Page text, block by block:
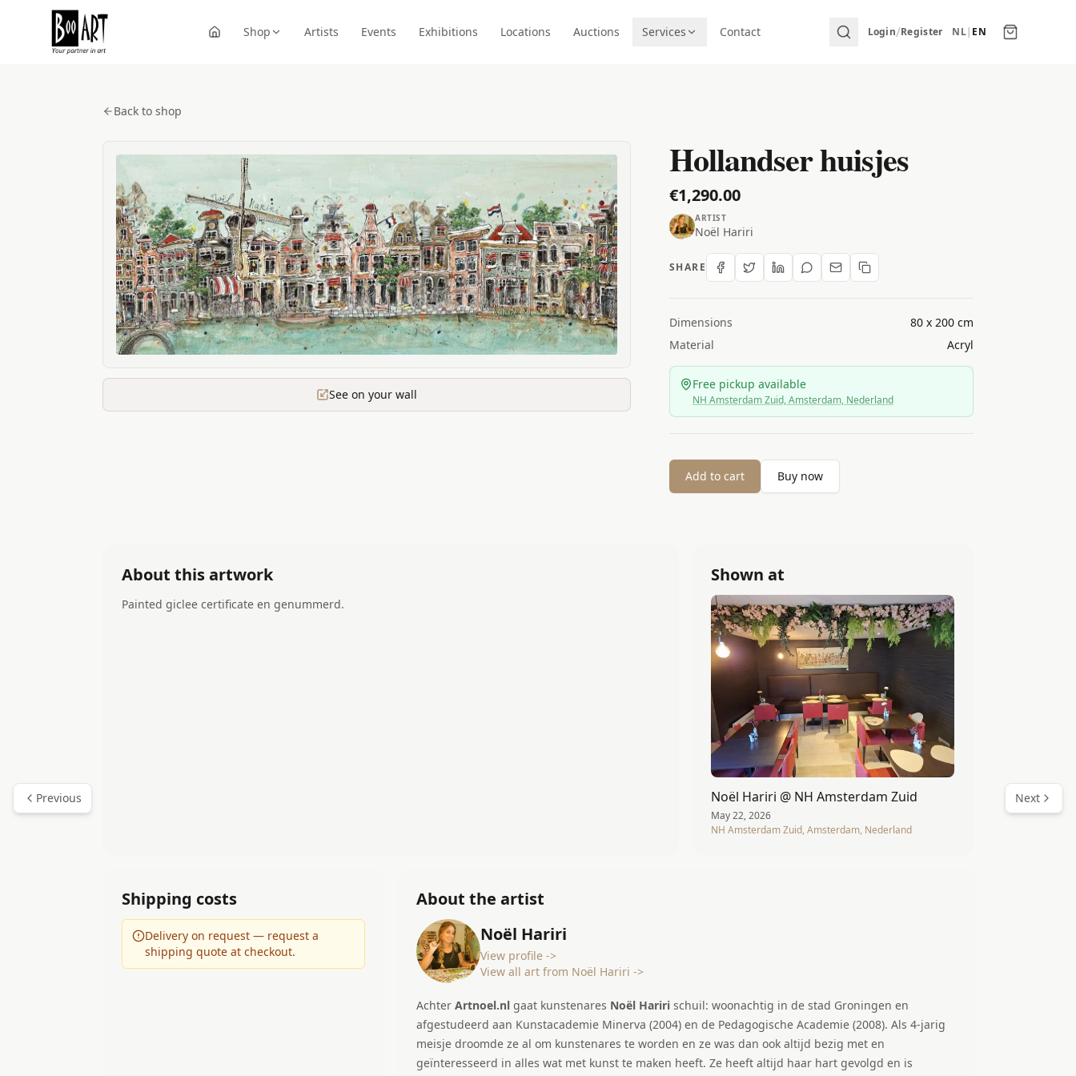
Shop Artists Events Exhibitions Locations Auctions Services Contact Login/Register NL| EN
Back to shop
See on your wall
Hollandser huisjes
€1,290.00
ARTIST
Noël Hariri
SHARE
Dimensions
80 x 200 cm
Material
Acryl
Free pickup available
NH Amsterdam Zuid, Amsterdam, Nederland
Add to cart Buy now
Previous Next
About this artwork
Painted giclee certificate en genummerd.
Shown at
Noël Hariri @ NH Amsterdam Zuid
May 22, 2026
NH Amsterdam Zuid, Amsterdam, Nederland
Shipping costs
Delivery on request — request a
shipping quote at checkout.
About the artist
Noël Hariri
View profile ->
View all art from Noël Hariri ->
Achter Artnoel.nl gaat kunstenares Noël Hariri schuil: woonachtig in de stad Groningen en
afgestudeerd aan Kunstacademie Minerva (2004) en de Pedagogische Academie (2008). Als 4-jarig
meisje droomde ze al om kunstenares te worden en ze was dan ook altijd bezig met en
geïnteresseerd in alles wat met kunst te maken heeft. Ze heeft altijd haar hart gevolgd en is